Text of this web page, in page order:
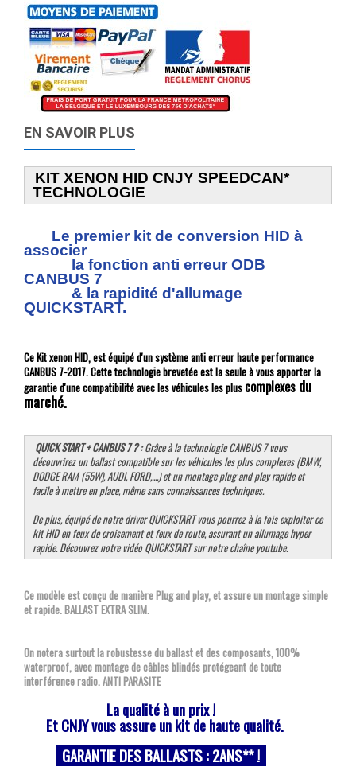
EN SAVOIR PLUS
KIT XENON HID CNJY SPEEDCAN*
TECHNOLOGIE
Le premier kit de conversion HID à
associer
la fonction anti erreur ODB
CANBUS 7
& la rapidité d'allumage
QUICKSTART.
Ce Kit xenon HID, est équipé d'un système anti erreur haute performance
CANBUS 7-2017. Cette technologie brevetée est la seule à vous apporter la
garantie d'une compatibilité avec les véhicules les plus complexes du
marché.
QUICK START + CANBUS 7 ? :Grâce à la technologie CANBUS 7 vous
découvrirez un ballast compatible sur les véhicules les plus complexes (BMW,
DODGE RAM (55W), AUDI, FORD,....) et un montage plug and play rapide et
facile à mettre en place, même sans connaissances techniques.
De plus, équipé de notre driver QUICKSTART vous pourrez à la fois exploiter ce
kit HID en feux de croisement et feux de route, assurant un allumage hyper
rapide. Découvrez notre vidéo QUICKSTART sur notre chaîne youtube.
Ce modèle est conçu de manière Plug and play, et assure un montage simple
et rapide. BALLAST EXTRA SLIM.
On notera surtout la robustesse du ballast et des composants, 100%
waterproof, avec montage de câbles blindés protégeant de toute
interférence radio. ANTI PARASITE
La qualité à un prix !
Et CNJY vous assure un kit de haute qualité.
GARANTIE DES BALLASTS : 2ANS** !